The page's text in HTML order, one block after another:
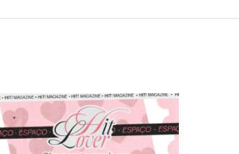
Coletiva de Imprensa